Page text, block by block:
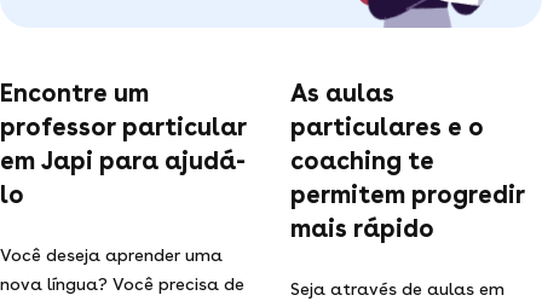
Encontre um
professor particular
em Japi para ajudá-
lo
Você deseja aprender uma
nova língua? Você precisa de
As aulas
particulares e o
coaching te
permitem progredir
mais rápido
Seja através de aulas em